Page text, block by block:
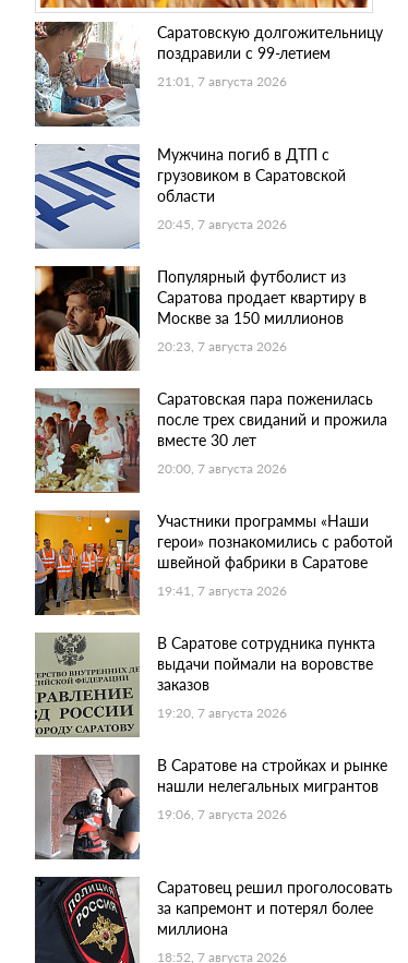
Саратовскую долгожительницу
поздравили с 99-летием
21:01, 7 августа 2026
Мужчина погиб в ДТП с
грузовиком в Саратовской
области
20:45, 7 августа 2026
Популярный футболист из
Саратова продает квартиру в
Москве за 150 миллионов
20:23, 7 августа 2026
Саратовская пара поженилась
после трех свиданий и прожила
вместе 30 лет
20:00, 7 августа 2026
Участники программы «Наши
герои» познакомились с работой
швейной фабрики в Саратове
19:41, 7 августа 2026
В Саратове сотрудника пункта
выдачи поймали на воровстве
заказов
19:20, 7 августа 2026
В Саратове на стройках и рынке
нашли нелегальных мигрантов
19:06, 7 августа 2026
Саратовец решил проголосовать
за капремонт и потерял более
миллиона
18:52, 7 августа 2026